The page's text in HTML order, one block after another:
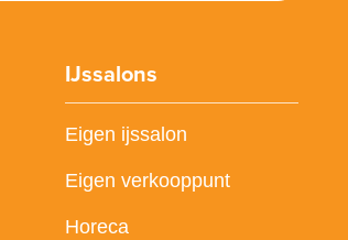
IJssalons
Eigen ijssalon
Eigen verkooppunt
Horeca